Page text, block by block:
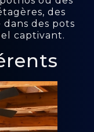
des
des pots
captivant.